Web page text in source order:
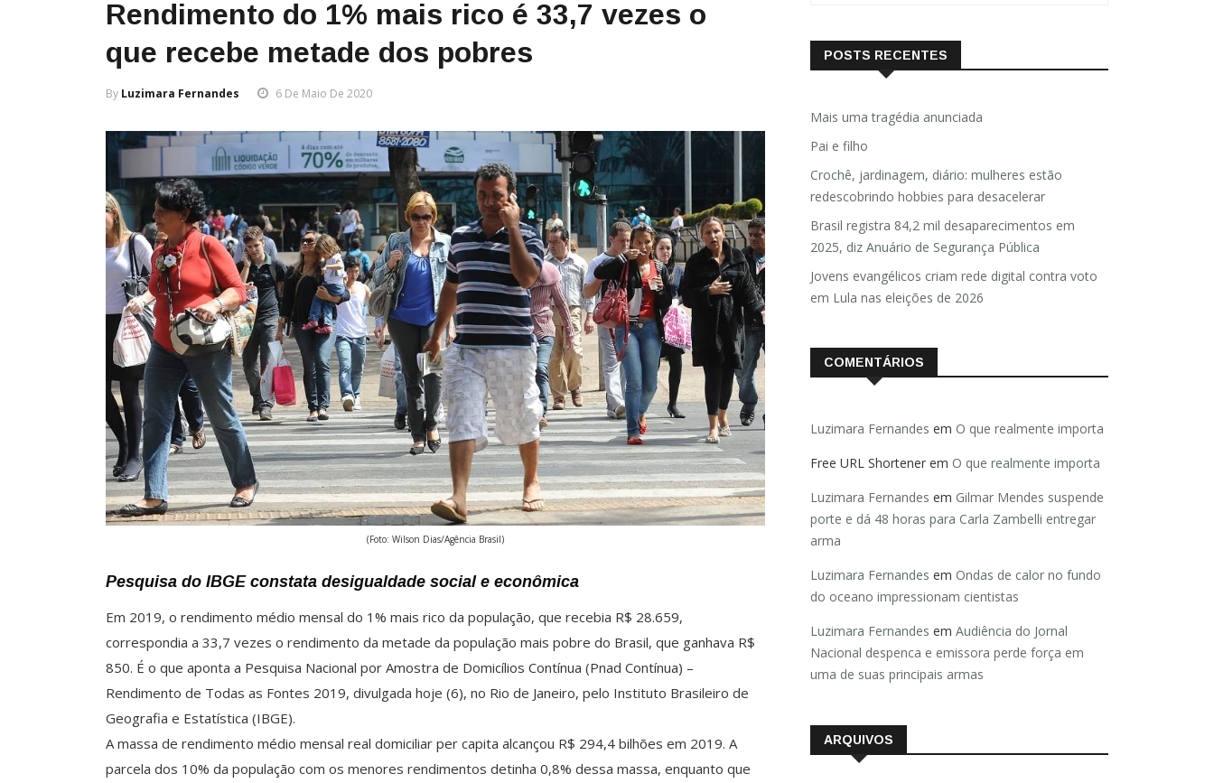
Rendimento do 1% mais rico é 33,7 vezes o
que recebe metade dos pobres
By Luzimara Fernandes 6 De Maio De 2020
(Foto: Wilson Dias/Agência Brasil)
Pesquisa do IBGE constata desigualdade social e econômica
Em 2019, o rendimento médio mensal do 1% mais rico da população, que recebia R$ 28.659,
correspondia a 33,7 vezes o rendimento da metade da população mais pobre do Brasil, que ganhava R$
850. É o que aponta a Pesquisa Nacional por Amostra de Domicílios Contínua (Pnad Contínua) –
Rendimento de Todas as Fontes 2019, divulgada hoje (6), no Rio de Janeiro, pelo Instituto Brasileiro de
Geografia e Estatística (IBGE).
A massa de rendimento médio mensal real domiciliar per capita alcançou R$ 294,4 bilhões em 2019. A
parcela dos 10% da população com os menores rendimentos detinha 0,8% dessa massa, enquanto que
POSTS RECENTES
Mais uma tragédia anunciada
Pai e filho
Crochê, jardinagem, diário: mulheres estão
redescobrindo hobbies para desacelerar
Brasil registra 84,2 mil desaparecimentos em
2025, diz Anuário de Segurança Pública
Jovens evangélicos criam rede digital contra voto
em Lula nas eleições de 2026
COMENTÁRIOS
Luzimara Fernandes em O que realmente importa
Free URL Shortener em O que realmente importa
Luzimara Fernandes em Gilmar Mendes suspende
porte e dá 48 horas para Carla Zambelli entregar
arma
Luzimara Fernandes em Ondas de calor no fundo
do oceano impressionam cientistas
Luzimara Fernandes em Audiência do Jornal
Nacional despenca e emissora perde força em
uma de suas principais armas
ARQUIVOS